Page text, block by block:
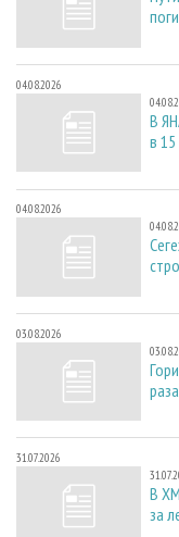
04.08.2026
В
в
04.08.2026
03.08.2026
31.07.2026
В
за